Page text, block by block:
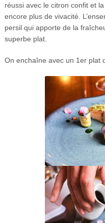
réussi avec le citron confit et
encore plus de vivacité.
persil qui apporte de la
superbe plat.
On enchaîne avec un 1er plat